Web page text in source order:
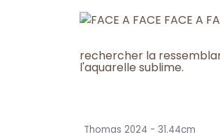
rechercher la
l'aquarelle sublime.
Thomas 2024 - 31.44cm